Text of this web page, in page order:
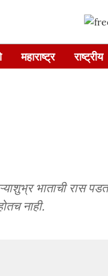
महाराष्ट्र राष्ट्रीय
भाताची रास
नाही.